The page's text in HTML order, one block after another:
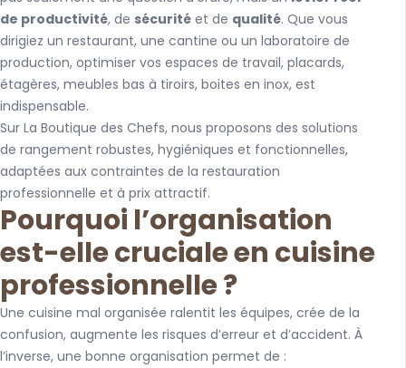
de productivité, de sécurité et de qualité. Que vous
dirigiez un restaurant, une cantine ou un laboratoire de
production, optimiser vos espaces de travail, placards,
étagères, meubles bas à tiroirs, boites en inox, est
indispensable.
Sur La Boutique des Chefs, nous proposons des solutions
de rangement robustes, hygiéniques et fonctionnelles,
adaptées aux contraintes de la restauration
professionnelle et à prix attractif.
Pourquoi l’organisation
est-elle cruciale en cuisine
professionnelle ?
Une cuisine mal organisée ralentit les équipes, crée de la
confusion, augmente les risques d’erreur et d’accident. À
l’inverse, une bonne organisation permet de :